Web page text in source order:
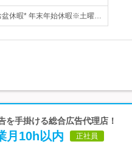
盆休暇* 年末年始休暇※土曜…
手掛ける総合広告代理店！
月10h以内 正社員